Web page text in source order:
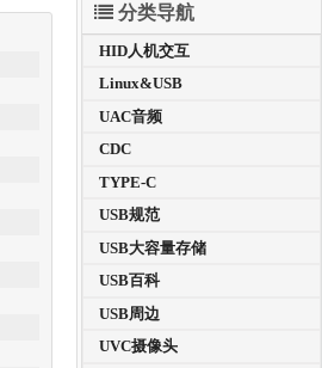
分类导航
HID人机交互
Linux&USB
UAC音频
CDC
TYPE-C
USB规范
USB大容量存储
USB百科
USB周边
UVC摄像头